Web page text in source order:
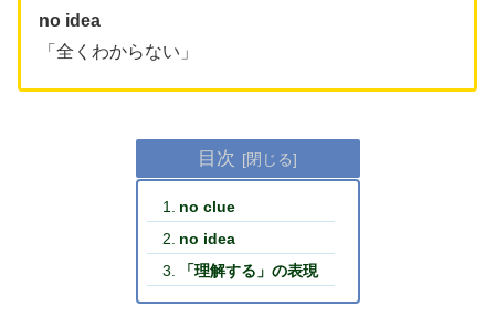
no idea
「全くわからない」
目次
no clue
no idea
「理解する」の表現